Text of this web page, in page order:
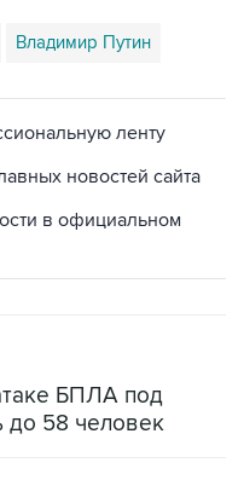
Владимир Путин
ленту
новостей сайта
в официальном
БПЛА под
до 58 человек